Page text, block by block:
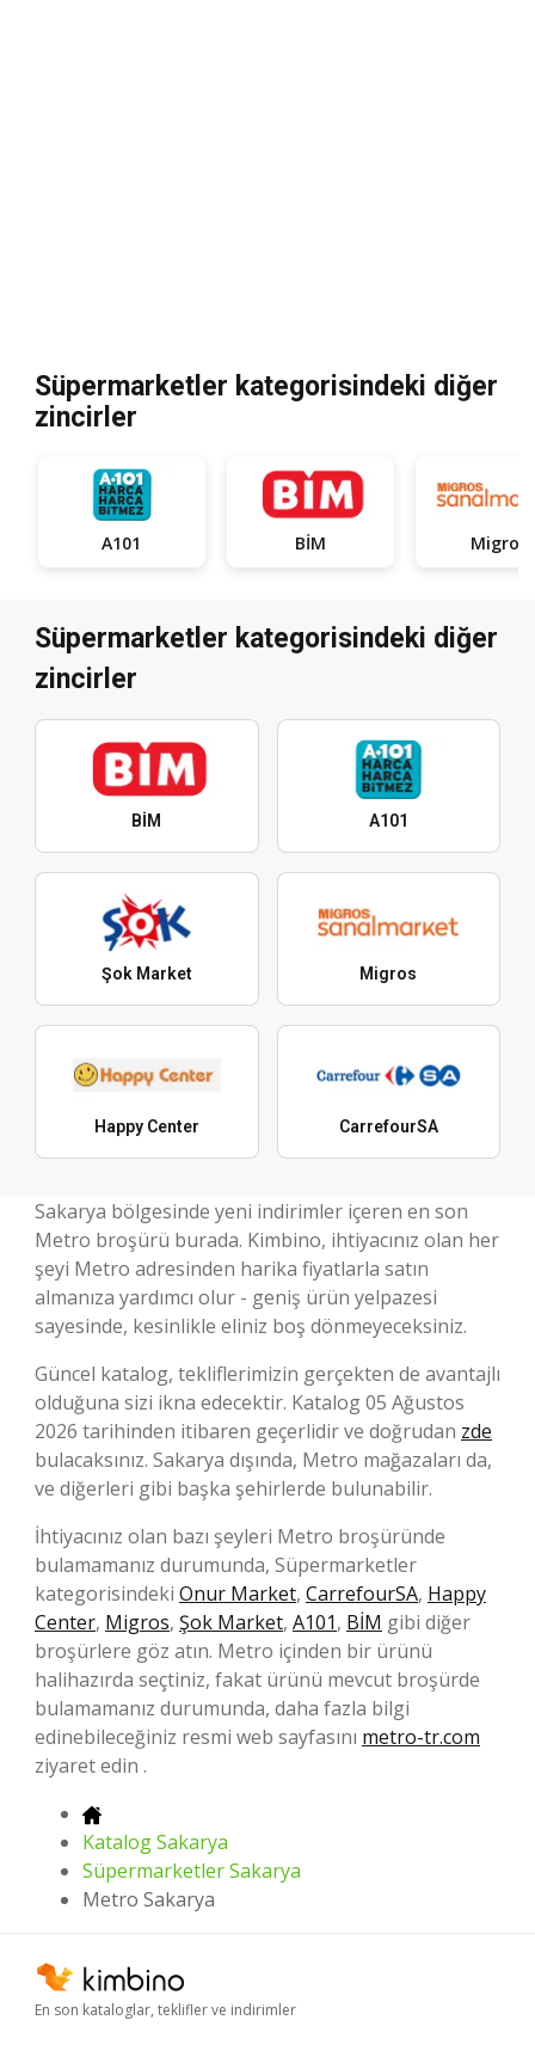
Süpermarketler kategorisindeki diğer
zincirler
A101 BİM Migros
Süpermarketler kategorisindeki diğer
zincirler
BİM A101
Şok Market Migros
Happy Center CarrefourSA
Sakarya bölgesinde yeni indirimler içeren en son
Metro broşürü burada. Kimbino, ihtiyacınız olan her
şeyi Metro adresinden harika fiyatlarla satın
almanıza yardımcı olur - geniş ürün yelpazesi
sayesinde, kesinlikle eliniz boş dönmeyeceksiniz.
Güncel katalog, tekliflerimizin gerçekten de avantajlı
olduğuna sizi ikna edecektir. Katalog 05 Ağustos
2026 tarihinden itibaren geçerlidir ve doğrudan zde
bulacaksınız. Sakarya dışında, Metro mağazaları da,
ve diğerleri gibi başka şehirlerde bulunabilir.
İhtiyacınız olan bazı şeyleri Metro broşüründe
bulamamanız durumunda, Süpermarketler
kategorisindeki Onur Market, CarrefourSA, Happy
Center, Migros, Şok Market, A101, BİM gibi diğer
broşürlere göz atın. Metro içinden bir ürünü
halihazırda seçtiniz, fakat ürünü mevcut broşürde
bulamamanız durumunda, daha fazla bilgi
edinebileceğiniz resmi web sayfasını metro-tr.com
ziyaret edin .
Katalog Sakarya
Süpermarketler Sakarya
Metro Sakarya
En son kataloglar, teklifler ve indirimler